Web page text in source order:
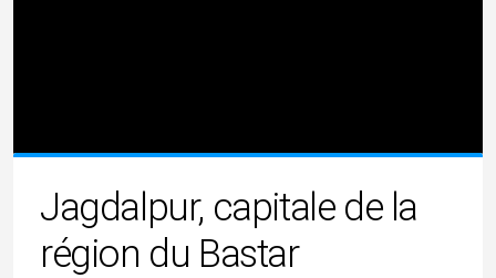
Jagdalpur, capitale de la
région du Bastar